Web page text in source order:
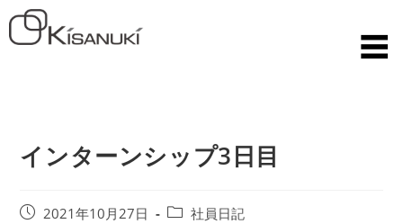
インターンシップ3日目
2021年10月27日 社員日記